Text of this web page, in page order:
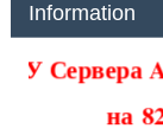
Information
У Сервера
на